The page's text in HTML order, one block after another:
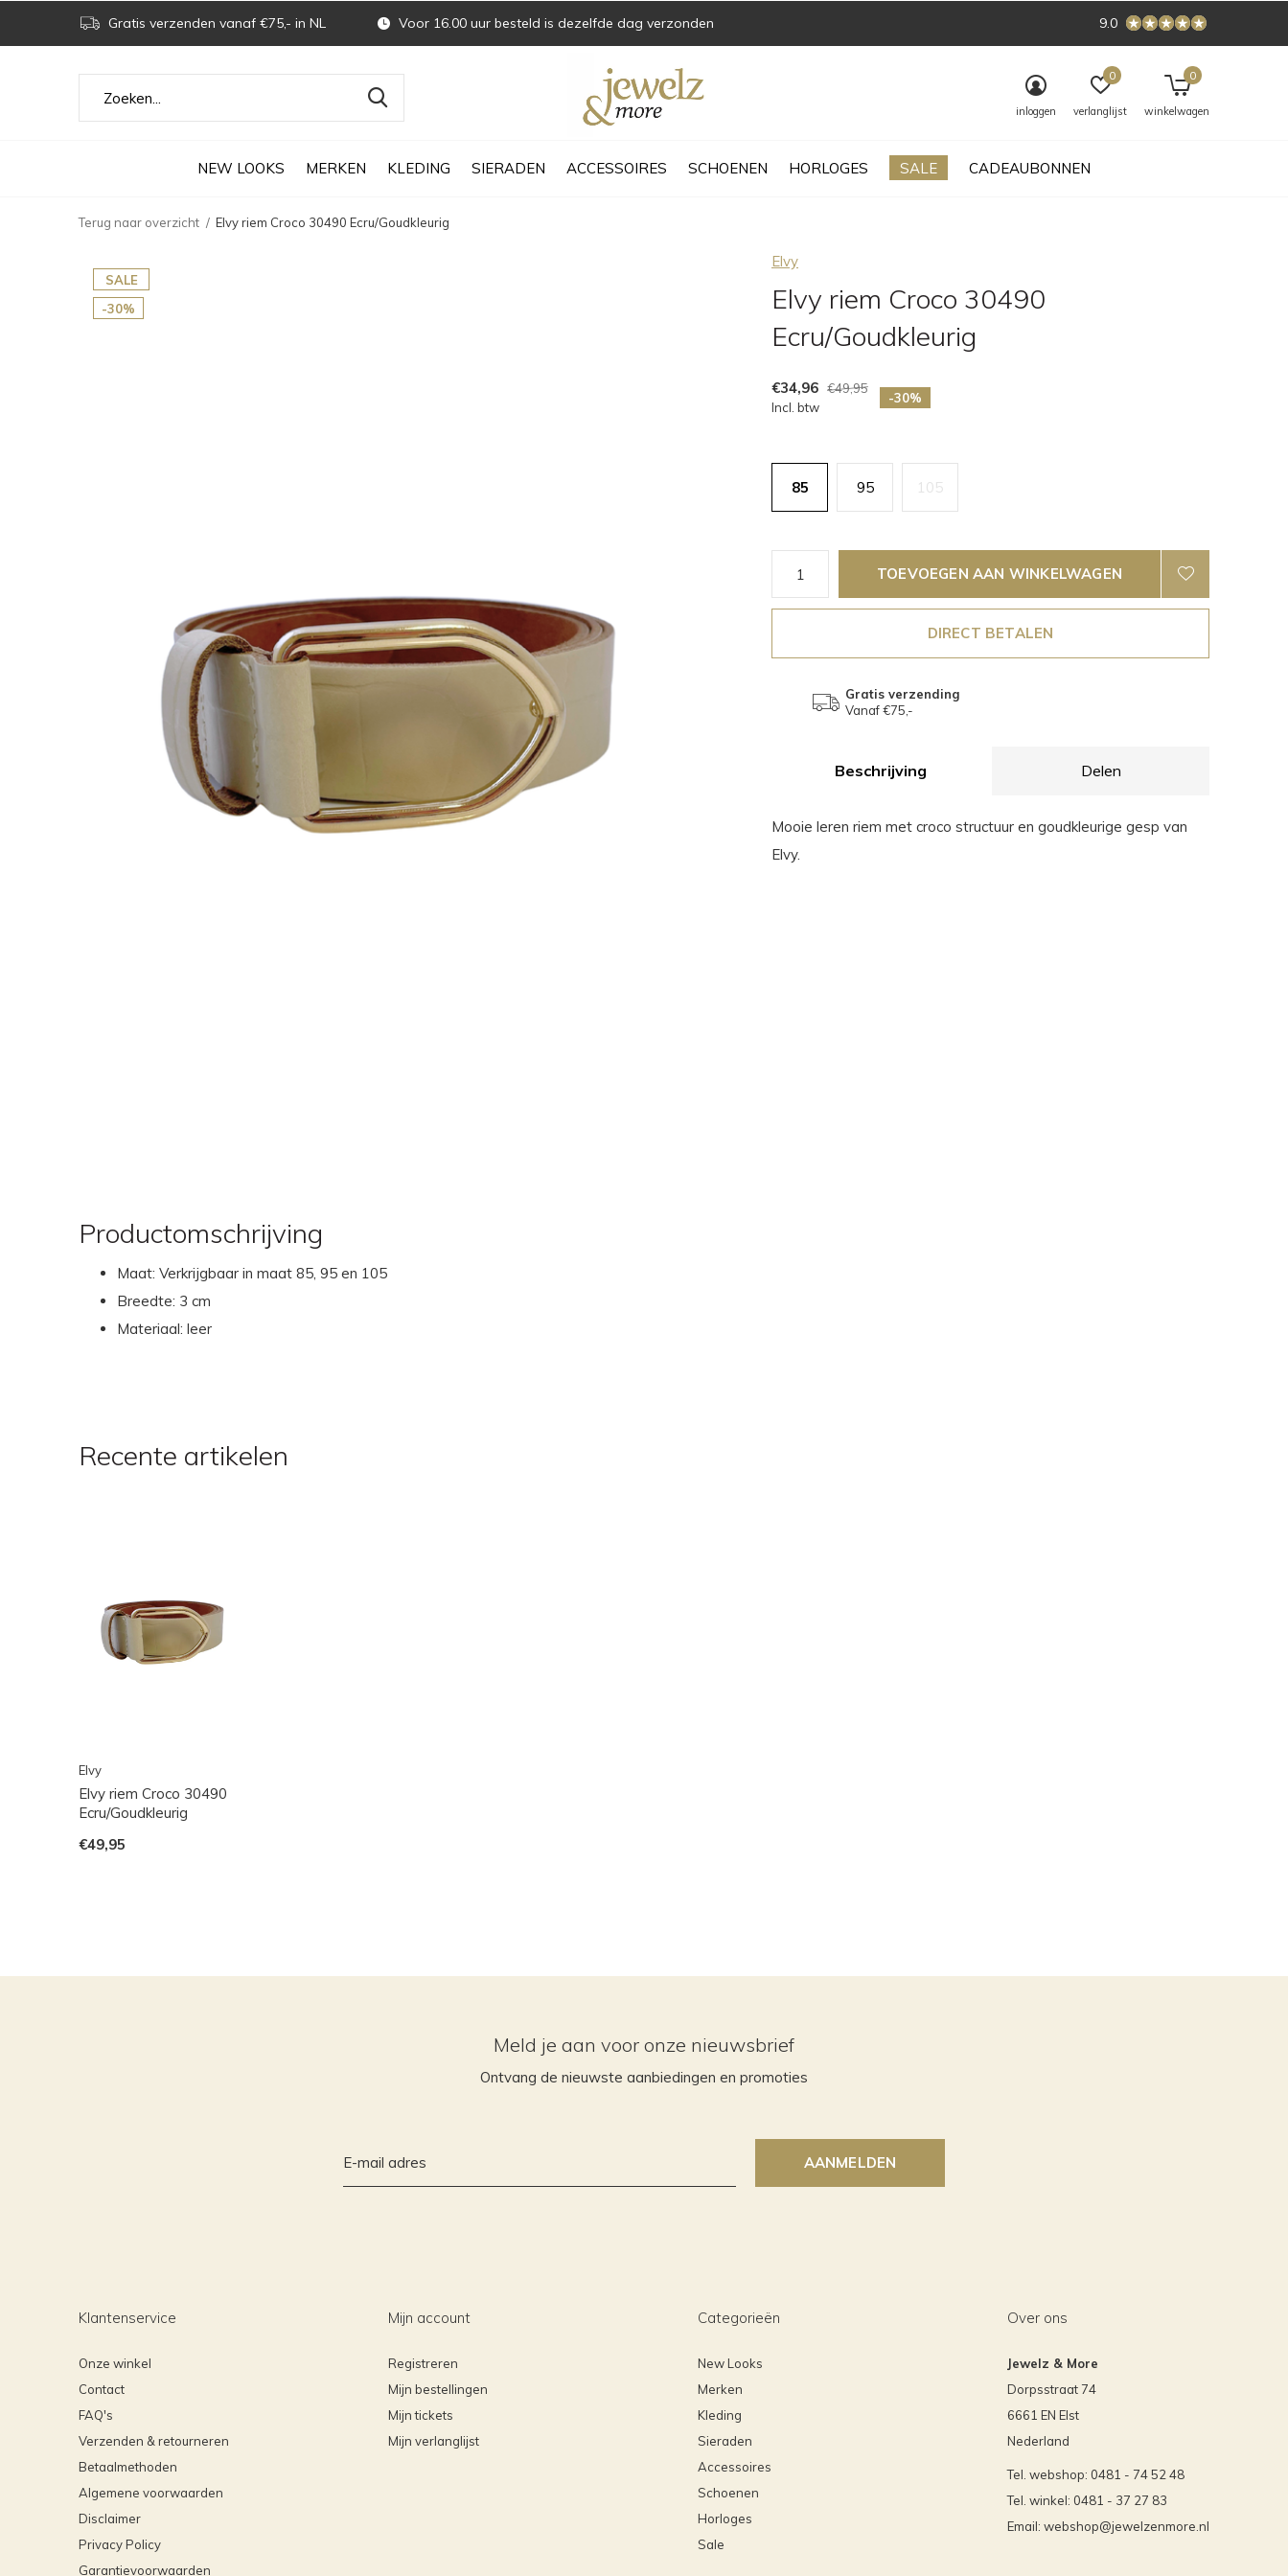
NEW LOOKS MERKEN KLEDING SIERADEN ACCESSOIRES SCHOENEN HORLOGES SALE CADEAUBONNEN
inloggen verlanglijst
0
winkelwagen
0
Gratis verzenden vanaf €75,- in NL Voor 16.00 uur besteld is dezelfde dag verzonden 9.0
Terug naar overzicht Elvy riem Croco 30490 Ecru/Goudkleurig
SALE
-30%
Elvy
Elvy riem Croco 30490
Ecru/Goudkleurig
€34,96 €49,95
Incl. btw
-30%
85 95 105
TOEVOEGEN AAN WINKELWAGEN
DIRECT BETALEN
Gratis verzending
Vanaf €75,-
Beschrijving Delen
Mooie leren riem met croco structuur en goudkleurige gesp van
Elvy.
Productomschrijving
Maat: Verkrijgbaar in maat 85, 95 en 105
Breedte: 3 cm
Materiaal: leer
Recente artikelen
Elvy
Elvy riem Croco 30490
Ecru/Goudkleurig
€49,95
Meld je aan voor onze nieuwsbrief
Ontvang de nieuwste aanbiedingen en promoties
AANMELDEN
Klantenservice
Onze winkel
Contact
FAQ's
Verzenden & retourneren
Betaalmethoden
Algemene voorwaarden
Disclaimer
Privacy Policy
Garantievoorwaarden
Mijn account
Registreren
Mijn bestellingen
Mijn tickets
Mijn verlanglijst
Categorieën
New Looks
Merken
Kleding
Sieraden
Accessoires
Schoenen
Horloges
Sale
Over ons
Jewelz & More
Dorpsstraat 74
6661 EN Elst
Nederland
Tel. webshop: 0481 - 74 52 48
Tel. winkel: 0481 - 37 27 83
Email: webshop@jewelzenmore.nl